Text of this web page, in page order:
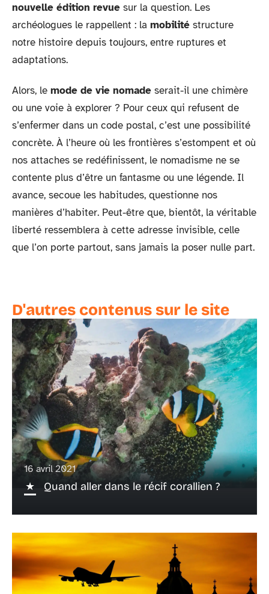
nouvelle édition revue sur la question. Les
archéologues le rappellent : la mobilité structure
notre histoire depuis toujours, entre ruptures et
adaptations.
Alors, le mode de vie nomade serait-il une chimère
ou une voie à explorer ? Pour ceux qui refusent de
s’enfermer dans un code postal, c’est une possibilité
concrète. À l’heure où les frontières s’estompent et où
nos attaches se redéfinissent, le nomadisme ne se
contente plus d’être un fantasme ou une légende. Il
avance, secoue les habitudes, questionne nos
manières d’habiter. Peut-être que, bientôt, la véritable
liberté ressemblera à cette adresse invisible, celle
que l’on porte partout, sans jamais la poser nulle part.
D'autres contenus sur le site
16 avril 2021
Quand aller dans le récif corallien ?